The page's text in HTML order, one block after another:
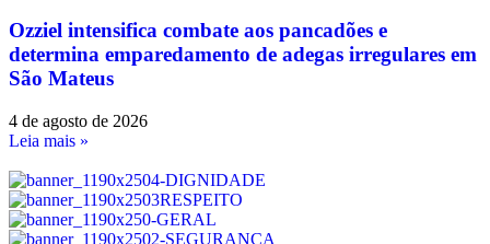
Ozziel intensifica combate aos pancadões e
determina emparedamento de adegas irregulares em
São Mateus
4 de agosto de 2026
Leia mais »